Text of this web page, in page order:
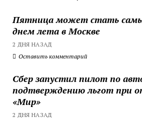
Пятница может стать
днем лета в Москве
2 ДНЯ НАЗАД
Оставить комментарий
Сбер запустил пилот по
подтверждению льгот при
«Мир»
2 ДНЯ НАЗАД